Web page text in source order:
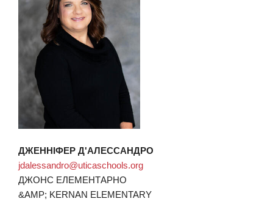
ДЖЕННІФЕР Д'АЛЕССАНДРО
jdalessandro@uticaschools.org
ДЖОНС ЕЛЕМЕНТАРНО
&AMP; KERNAN ELEMENTARY